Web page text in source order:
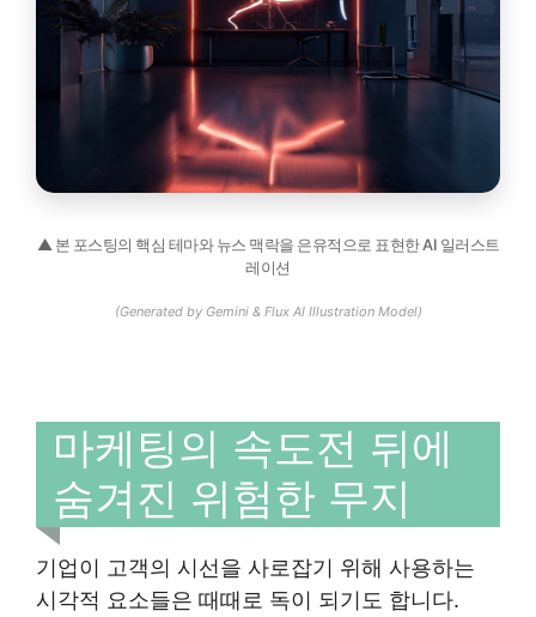
▲ 본 포스팅의 핵심 테마와 뉴스 맥락을 은유적으로 표현한 AI 일러스트
레이션
(Generated by Gemini & Flux AI Illustration Model)
마케팅의 속도전 뒤에
숨겨진 위험한 무지
기업이 고객의 시선을 사로잡기 위해 사용하는
시각적 요소들은 때때로 독이 되기도 합니다.